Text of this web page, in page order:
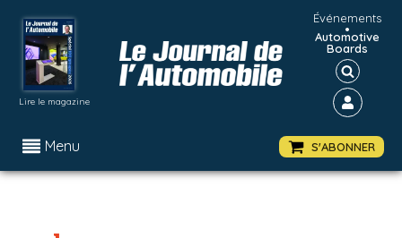
Lire le magazine
Événements
•
Automotive
Boards
Menu S'ABONNER